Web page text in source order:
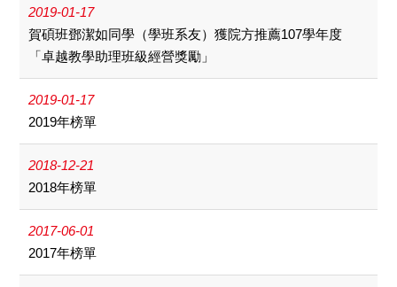
2019-01-17
賀碩班鄧潔如同學（學班系友）獲院方推薦107學年度
「卓越教學助理班級經營獎勵」
2019-01-17
2019年榜單
2018-12-21
2018年榜單
2017-06-01
2017年榜單